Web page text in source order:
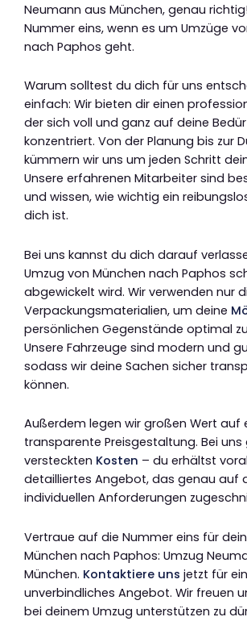
Neumann aus München, genau
Nummer eins, wenn es um Umzüge
nach Paphos geht.
Warum solltest du dich für uns
einfach: Wir bieten dir einen
der sich voll und ganz auf deine
konzentriert. Von der Planung bis zur
kümmern wir uns um jeden Schritt
Unsere erfahrenen Mitarbeiter sind
und wissen, wie wichtig ein
dich ist.
Bei uns kannst du dich darauf
Umzug von München nach Paphos
abgewickelt wird. Wir verwenden nur
Verpackungsmaterialien, um deine
persönlichen Gegenstände optimal
Unsere Fahrzeuge sind modern und
sodass wir deine Sachen sicher
können.
Außerdem legen wir großen Wert auf
transparente Preisgestaltung. Bei uns
versteckten Kosten – du erhältst
detailliertes Angebot, das genau auf
individuellen Anforderungen
Vertraue auf die Nummer eins für
München nach Paphos: Umzug
München. Kontaktiere uns jetzt für ein
unverbindliches Angebot. Wir freuen
bei deinem Umzug unterstützen zu